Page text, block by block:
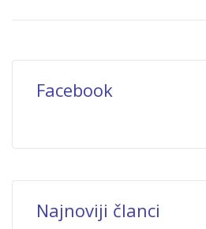
Facebook
Najnoviji članci